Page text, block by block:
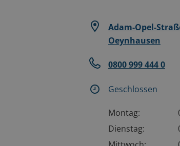
Adam-Opel-
Oeynhausen
0800 999 444 0
Geschlossen
Montag:
Dienstag: